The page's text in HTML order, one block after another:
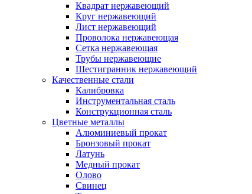
Квадрат нержавеющий
Круг нержавеющий
Лист нержавеющий
Проволока нержавеющая
Сетка нержавеющая
Трубы нержавеющие
Шестигранник нержавеющий
Качественные стали
Калибровка
Инструментальная сталь
Конструкционная сталь
Цветные металлы
Алюминиевый прокат
Бронзовый прокат
Латунь
Медный прокат
Олово
Свинец